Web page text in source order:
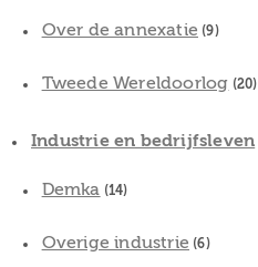
Over de annexatie (9)
Tweede Wereldoorlog (20)
Industrie en bedrijfsleven
Demka (14)
Overige industrie (6)